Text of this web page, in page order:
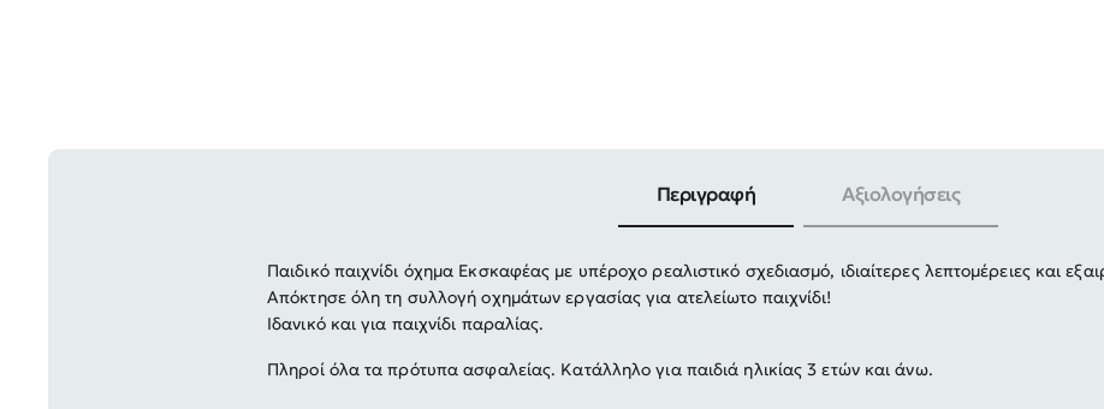
Περιγραφή Αξιολογήσεις
Παιδικό παιχνίδι όχημα Εκσκαφέας με υπέροχο ρεαλιστικό σχεδιασμό, ιδιαίτερες λεπτομέρειες και
Απόκτησε όλη τη συλλογή οχημάτων εργασίας για ατελείωτο παιχνίδι!
Ιδανικό και για παιχνίδι παραλίας.
Πληροί όλα τα πρότυπα ασφαλείας. Κατάλληλο για παιδιά ηλικίας 3 ετών και άνω.